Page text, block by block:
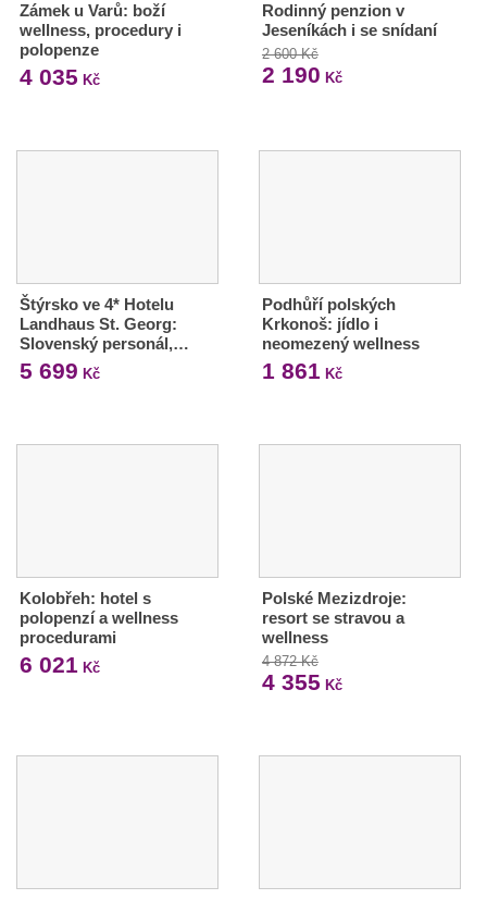
Zámek u Varů: boží
wellness, procedury i
polopenze
4 035 Kč
Rodinný penzion v
Jeseníkách i se snídaní
2 600 Kč
2 190 Kč
Štýrsko ve 4* Hotelu
Landhaus St. Georg:
Slovenský personál,…
5 699 Kč
Podhůří polských
Krkonoš: jídlo i
neomezený wellness
1 861 Kč
Kolobřeh: hotel s
polopenzí a wellness
procedurami
6 021 Kč
Polské Mezizdroje:
resort se stravou a
wellness
4 872 Kč
4 355 Kč